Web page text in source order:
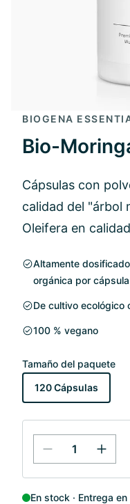
BIOGENA
Bio-
Cápsulas con
calidad del "árbol
Oleifera en
Altamente
orgánica por cápsula
De cultivo ecológico
100 % vegano
Tamaño del paquete
120 Cápsulas
En stock Entrega